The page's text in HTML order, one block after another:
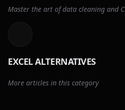
Master the art of data cleaning and
EXCEL ALTERNATIVES
More articles in this category